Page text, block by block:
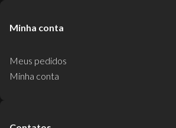
Minha conta
Meus pedidos
Minha conta